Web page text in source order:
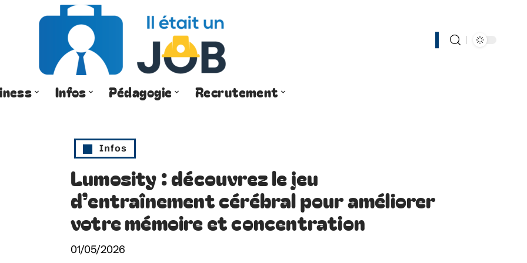
Infos Pédagogie Recrutement
Infos
Lumosity : découvrez le jeu
d’entraînement cérébral pour améliorer
votre mémoire et concentration
01/05/2026